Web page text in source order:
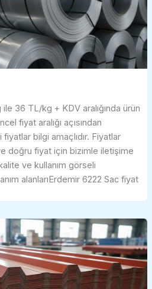
36 TL/kg + KDV aralığında ürün
fiyat aralığı açısından
bilgi amaçlıdır. Fiyatlar
doğru fiyat için bizimle iletişime
ve kullanım görseli
alanlarıErdemir 6222 Sac fiyat